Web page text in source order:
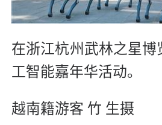
在浙江杭州武林之星博
工智能嘉年华活动。
越南籍游客 竹 生摄